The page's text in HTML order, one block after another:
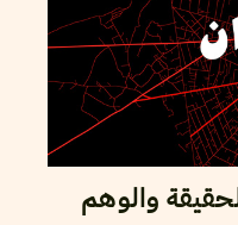
والوهم